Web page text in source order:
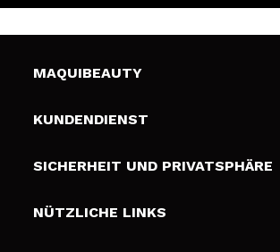
MAQUIBEAUTY
Über uns
Geschenkkarten
KUNDENDIENST
Liefer- und Versandkosten
Zahlung
SICHERHEIT UND PRIVATSPHÄRE
Bedingungen und Datenschutz
NÜTZLICHE LINKS